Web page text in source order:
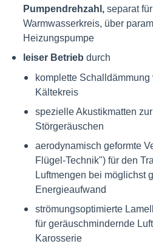
Pumpendrehzahl, separat
Warmwasserkreis, über
Heizungspumpe
leiser Betrieb durch
komplette Schalldämmung
Kältekreis
spezielle Akustikmatten
Störgeräuschen
aerodynamisch geformte
Flügel-Technik") für den
Luftmengen bei möglichst
Energieaufwand
strömungsoptimierte
für geräuschmindernde
Karosserie